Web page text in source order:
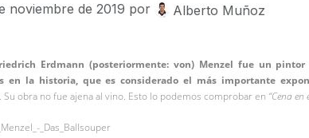
noviembre de 2019 por Alberto Muñoz
Erdmann (posteriormente: von) Menzel fue un
en la historia, que es considerado el más importante
. Su obra no fue ajena al vino. Esto lo podemos comprobar en “Cena en